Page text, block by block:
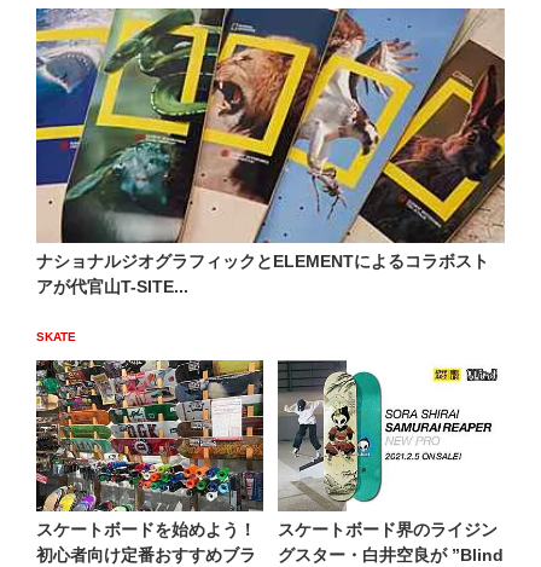
ナショナルジオグラフィックとELEMENTによるコラボスト
アが代官山T-SITE...
SKATE
スケートボードを始めよう！
初心者向け定番おすすめブラ
スケートボード界のライジン
グスター・白井空良が ”Blind